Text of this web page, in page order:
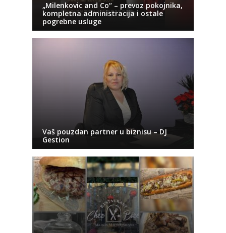
„Milenkovic and Co“ – prevoz pokojnika,
kompletna administracija i ostale
pogrebne usluge
Vaš pouzdan partner u biznisu – DJ
Gestion